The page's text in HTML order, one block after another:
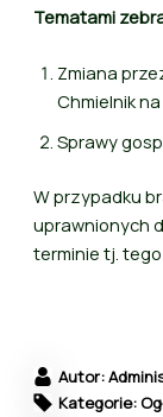
Tematami
Zmiana
Chmielnik
Sprawy
W przypadku
uprawnionych
terminie tj. tego
Autor:
Kategorie: